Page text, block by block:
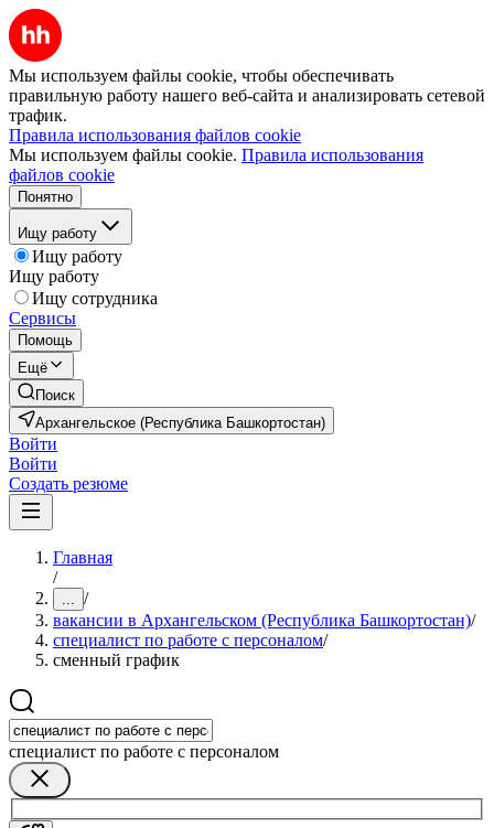
Мы используем файлы cookie, чтобы обеспечивать
правильную работу нашего веб-сайта и анализировать сетевой
трафик.
Правила использования файлов cookie
Мы используем файлы cookie. Правила использования
файлов cookie
Понятно
Ищу работу
Ищу работу
Ищу работу
Ищу сотрудника
Сервисы
Помощь
Ещё
Поиск
Архангельское (Республика Башкортостан)
Войти
Войти
Создать резюме
Главная
/
... /
вакансии в Архангельском (Республика Башкортостан)/
специалист по работе с персоналом/
сменный график
специалист по работе с персоналом